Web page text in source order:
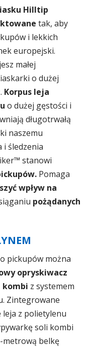
Hilltip
tak, aby
i lekkich
europejski.
małej
o dużej
Korpus leja
o dużej gęstości i
długotrwałą
naszemu
śledzenia
stanowi
Pomaga
wpływ na
pożądanych
pickupów można
opryskiwacz
kombi z systemem
Zintegrowane
z polietylenu
soli kombi
metrową belkę